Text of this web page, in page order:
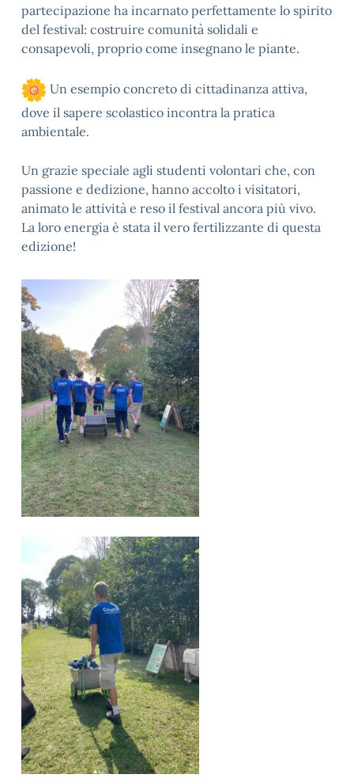
partecipazione ha incarnato perfettamente lo spirito
del festival: costruire comunità solidali e
consapevoli, proprio come insegnano le piante.
Un esempio concreto di cittadinanza attiva,
dove il sapere scolastico incontra la pratica
ambientale.
Un grazie speciale agli studenti volontari che, con
passione e dedizione, hanno accolto i visitatori,
animato le attività e reso il festival ancora più vivo.
La loro energia è stata il vero fertilizzante di questa
edizione!